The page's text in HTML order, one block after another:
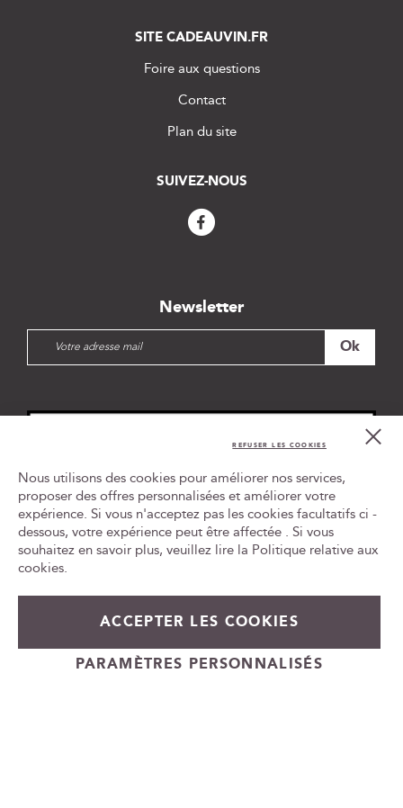
SITE CADEAUVIN.FR
Foire aux questions
Contact
Plan du site
SUIVEZ-NOUS
Newsletter
I
r
i
o
n
à
n
o
Ok
L'ABUS D'ALCOOL EST DANGEREUX POUR LA SANTÉ, À
CONSOMMER AVEC MODÉRATION
Cadeauvin.fr - © Copyright 2024 - Tous droits réservés
Nous utilisons des cookies pour améliorer nos services,
proposer des offres personnalisées et améliorer votre
expérience. Si vous n'acceptez pas les cookies facultatifs ci -
dessous, votre expérience peut être affectée . Si vous
souhaitez en savoir plus, veuillez lire la Politique relative aux
cookies.
ACCEPTER LES COOKIES
PARAMÈTRES PERSONNALISÉS
REFUSER LES COOKIES